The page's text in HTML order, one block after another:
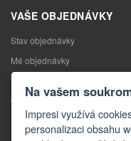
VAŠE OBJEDNÁVKY
Stav objednávky
Mé objednávky
Výměna zboží
Odstoupení od kupní smlouvy
Reklamace
Na vašem
Impresi využívá
personalizaci obsahu